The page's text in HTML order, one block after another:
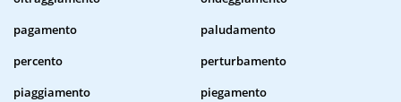
pagamento
paludamento
percento
perturbamento
piaggiamento
piegamento